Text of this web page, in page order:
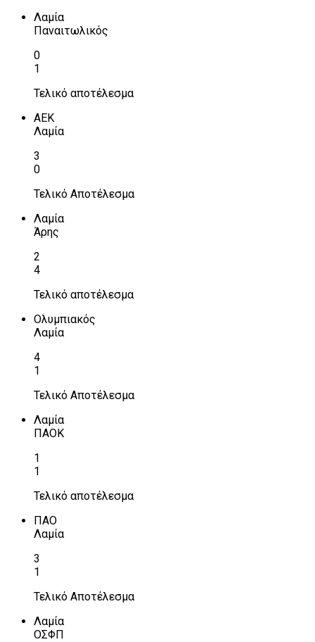
Λαμία
Παναιτωλικός
0
1
Τελικό αποτέλεσμα
ΑΕΚ
Λαμία
3
0
Τελικό Αποτέλεσμα
Λαμία
Άρης
2
4
Τελικό αποτέλεσμα
Ολυμπιακός
Λαμία
4
1
Τελικό Αποτέλεσμα
Λαμία
ΠΑΟΚ
1
1
Τελικό αποτέλεσμα
ΠΑΟ
Λαμία
3
1
Τελικό Αποτέλεσμα
Λαμία
ΟΣΦΠ